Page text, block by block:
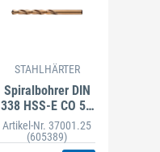
STAHLHÄRTER
Spiralbohrer DIN
338 HSS-E CO 5%
2,5 mm
Artikel-Nr. 37001.25
(605389)